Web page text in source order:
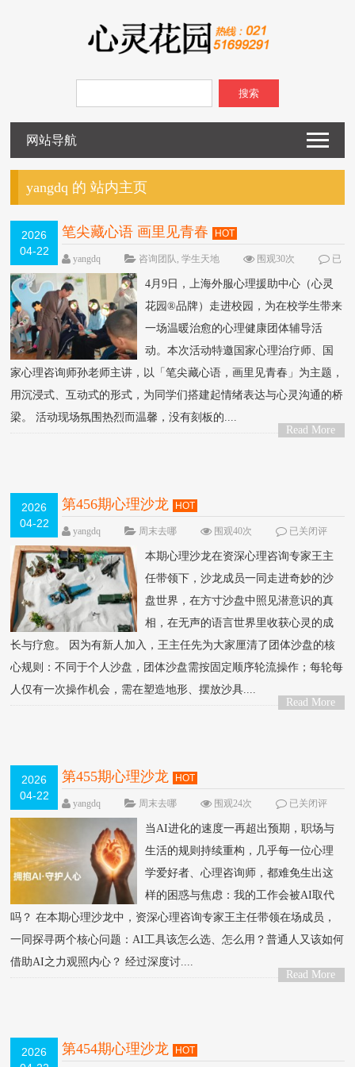
搜索
网站导航
yangdq 的 站内主页
2026
04-22
笔尖藏心语 画里见青春 HOT
yangdq 咨询团队,学生天地 围观30次
已
关闭评论
4月9日，上海外服心理援助中心（心灵
花园®品牌）走进校园，为在校学生带来
一场温暖治愈的心理健康团体辅导活
动。本次活动特邀国家心理治疗师、国
家心理咨询师孙老师主讲，以「笔尖藏心语，画里见青春」为主题，
用沉浸式、互动式的形式，为同学们搭建起情绪表达与心灵沟通的桥
梁。 活动现场氛围热烈而温馨，没有刻板的....
Read More
2026
04-22
第456期心理沙龙 HOT
yangdq 周末去哪 围观40次
已关闭评
论
本期心理沙龙在资深心理咨询专家王主
任带领下，沙龙成员一同走进奇妙的沙
盘世界，在方寸沙盘中照见潜意识的真
相，在无声的语言世界里收获心灵的成
长与疗愈。 因为有新人加入，王主任先为大家厘清了团体沙盘的核
心规则：不同于个人沙盘，团体沙盘需按固定顺序轮流操作；每轮每
人仅有一次操作机会，需在塑造地形、摆放沙具....
Read More
2026
04-22
第455期心理沙龙 HOT
yangdq 周末去哪 围观24次
已关闭评
论
当AI进化的速度一再超出预期，职场与
生活的规则持续重构，几乎每一位心理
学爱好者、心理咨询师，都难免生出这
样的困惑与焦虑：我的工作会被AI取代
吗？ 在本期心理沙龙中，资深心理咨询专家王主任带领在场成员，
一同探寻两个核心问题：AI工具该怎么选、怎么用？普通人又该如何
借助AI之力观照内心？ 经过深度讨....
Read More
2026
第454期心理沙龙 HOT